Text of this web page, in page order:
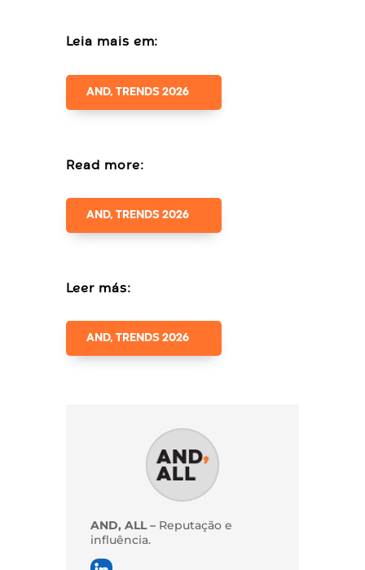
Leia mais em:
AND, TRENDS 2026
Read more:
AND, TRENDS 2026
Leer más:
AND, TRENDS 2026
AND, ALL – Reputação e
influência.